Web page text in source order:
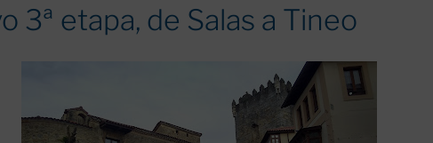
3ª etapa, de Salas a Tineo